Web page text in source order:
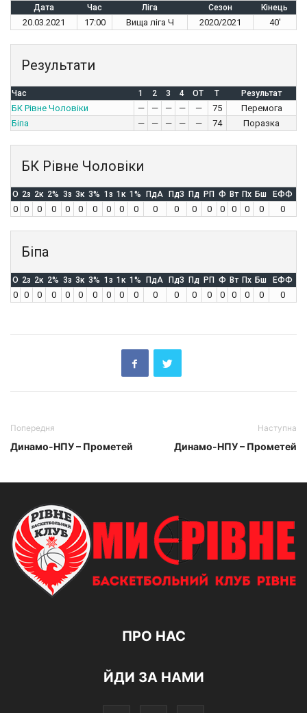
Дата Час Ліга Сезон Кінець
20.03.2021 17:00 Вища ліга Ч 2020/2021 40'
Результати
Час 1 2 3 4 OT T Результат
БК Рівне Чоловіки — — — — — 75
Перемога
Біпа
— — — — — 74 Поразка
БК Рівне Чоловіки
O 2з 2к 2% 3з 3к 3% 1з 1к 1% ПдА ПдЗ Пд РП Ф Вт Пх Бш ЕФФ
0 0 0 0 0 0 0 0 0 0 0 0 0 0 0 0 0 0 0
Біпа
O 2з 2к 2% 3з 3к 3% 1з 1к 1% ПдА ПдЗ Пд РП Ф Вт Пх Бш ЕФФ
0 0 0 0 0 0 0 0 0 0 0 0 0 0 0 0 0 0 0
Попередня
Динамо-НПУ – Прометей
Наступна
Динамо-НПУ – Прометей
ПРО НАС
ЙДИ ЗА НАМИ